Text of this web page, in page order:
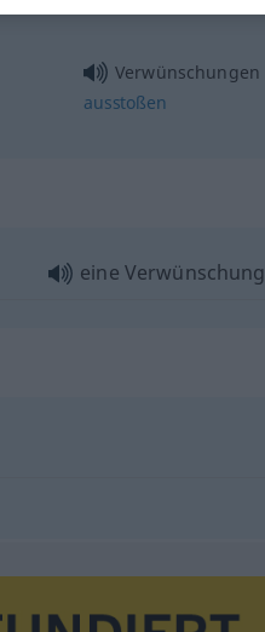
Verwünschungen
ausstoßen
eine Verwünschung